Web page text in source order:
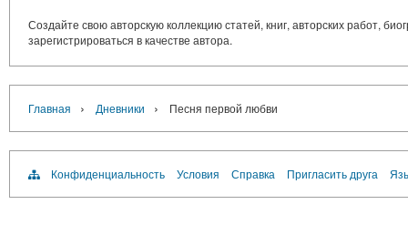
Создайте свою авторскую коллекцию статей, книг, авторских работ,
зарегистрироваться в качестве автора.
Главная › Дневники › Песня первой любви
Конфиденциальность Условия Справка Пригласить друга